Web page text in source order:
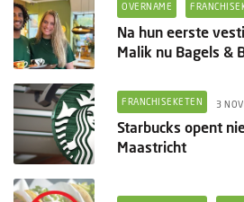
OVERNAME
Na hun eerste
Malik nu Bagels &
FRANCHISEKETEN 3
Starbucks opent
Maastricht